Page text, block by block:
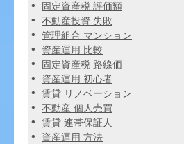
固定資産税 評価額
不動産投資 失敗
管理組合 マンション
資産運用 比較
固定資産税 路線価
資産運用 初心者
賃貸 リノベーション
不動産 個人売買
賃貸 連帯保証人
資産運用 方法